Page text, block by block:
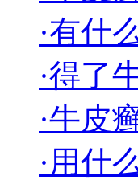
·有什
·得了
·牛皮
·用什